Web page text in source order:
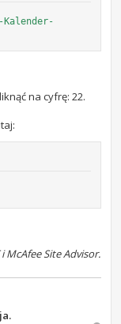
Kalender-
na cyfrę: 22.
McAfee Site Advisor.